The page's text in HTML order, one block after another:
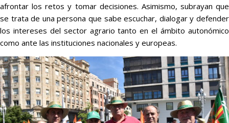
afrontar los retos y tomar decisiones. Asimismo, subrayan que
se trata de una persona que sabe escuchar, dialogar y defender
los intereses del sector agrario tanto en el ámbito autonómico
como ante las instituciones nacionales y europeas.